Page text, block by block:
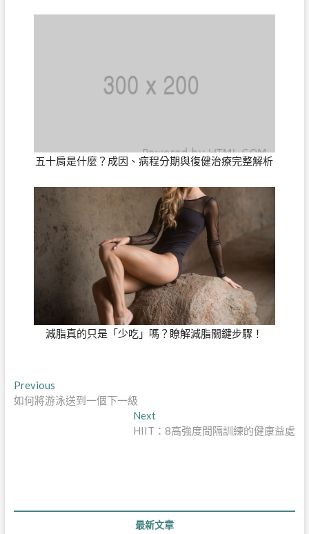
五十肩是什麼？成因、病程分期與復健治療完整解析
減脂真的只是「少吃」嗎？瞭解減脂關鍵步驟！
文
章
PreviousPrevious
post:
如何將游泳送到一個下一級
NextNext
post:
HIIT：8高強度間隔訓練的健康益處
最新文章